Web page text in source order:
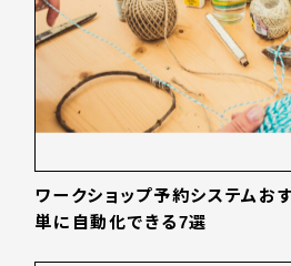
ワークショップ予約システムお
単に自動化できる7選